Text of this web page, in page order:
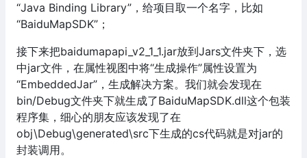
“Java Binding Library”，给项目取一个名字，比如
“BaiduMapSDK”；
接下来把baidumapapi_v2_1_1.jar放到Jars文件夹下，选
中jar文件，在属性视图中将“生成操作”属性设置为
“EmbeddedJar”，生成解决方案。我们就会发现在
bin/Debug文件夹下就生成了BaiduMapSDK.dll这个包装
程序集，细心的朋友应该发现了在
obj\Debug\generated\src下生成的cs代码就是对jar的
封装调用。